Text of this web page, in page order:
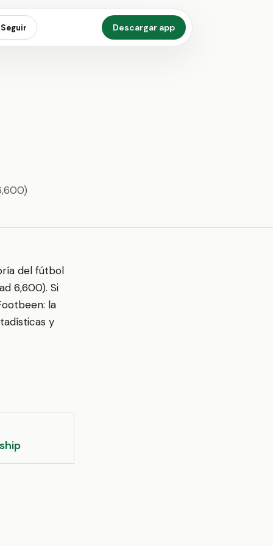
Seguir Descargar app
del fútbol
6,600). Si
la
y